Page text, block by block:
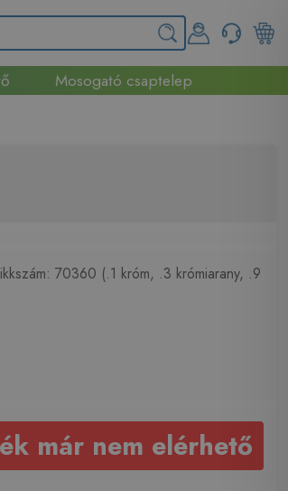
Mosogató csaptelep
70360 (.1 króm, .3 krómiarany, .9
már nem elérhető